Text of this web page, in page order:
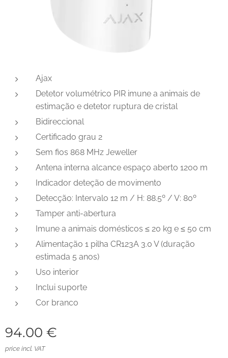
Ajax
Detetor volumétrico PIR imune a animais de
estimação e detetor ruptura de cristal
Bidireccional
Certificado grau 2
Sem fios 868 MHz Jeweller
Antena interna alcance espaço aberto 1200 m
Indicador deteção de movimento
Detecção: Intervalo 12 m / H: 88.5º / V: 80º
Tamper anti-abertura
Imune a animais domésticos ≤ 20 kg e ≤ 50 cm
Alimentação 1 pilha CR123A 3.0 V (duração
estimada 5 anos)
Uso interior
Inclui suporte
Cor branco
94.00 €
price incl. VAT